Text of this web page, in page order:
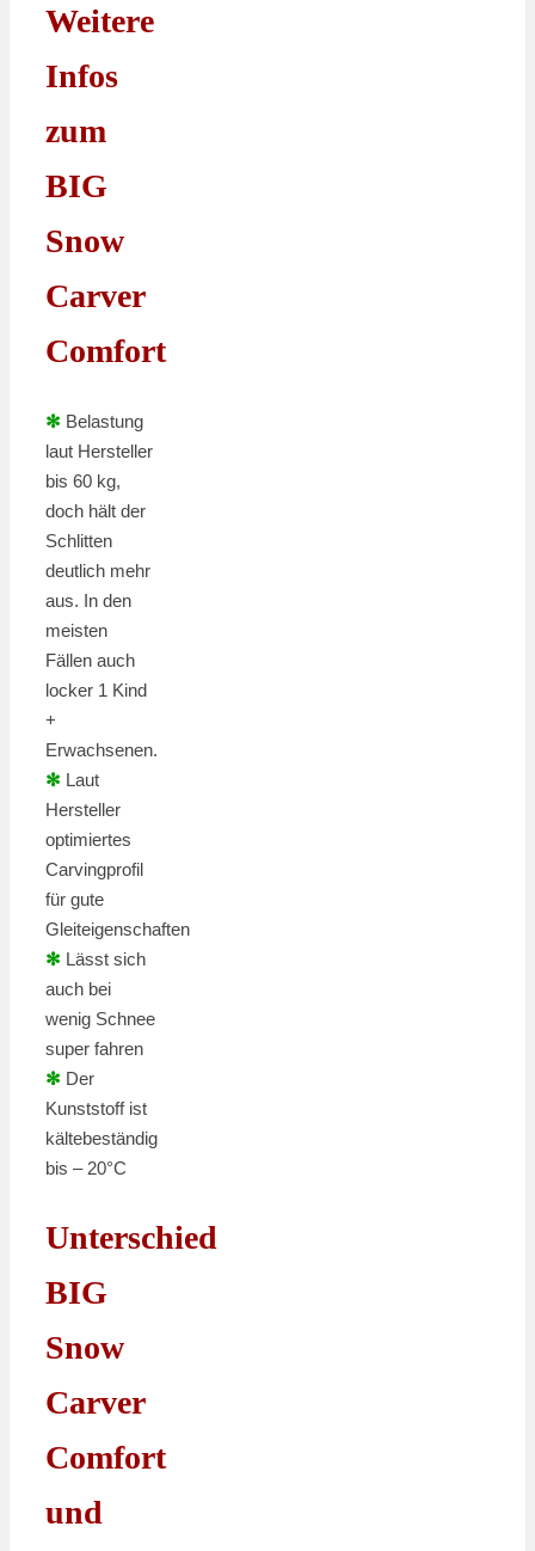
Weitere
Infos
zum
BIG
Snow
Carver
Comfort
✻ Belastung
laut Hersteller
bis 60 kg,
doch hält der
Schlitten
deutlich mehr
aus. In den
meisten
Fällen auch
locker 1 Kind
+
Erwachsenen.
✻ Laut
Hersteller
optimiertes
Carvingprofil
für gute
Gleiteigenschaften
✻ Lässt sich
auch bei
wenig Schnee
super fahren
✻ Der
Kunststoff ist
kältebeständig
bis – 20°C
Unterschied
BIG
Snow
Carver
Comfort
und